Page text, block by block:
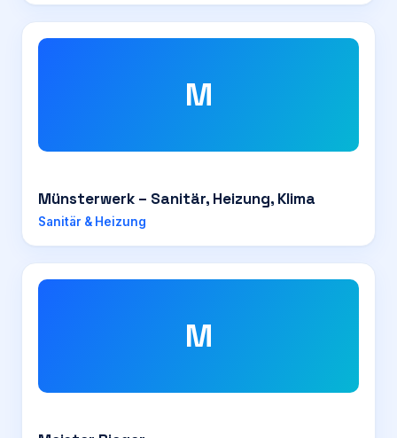
M
Münsterwerk – Sanitär, Heizung, Klima
Sanitär & Heizung
M